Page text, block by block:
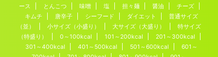
ース
とんこつ 味噌 塩 担々麺 醤油
チーズ
キムチ
唐辛子 シーフード ダイエット
普通サイズ
（並）
小サイズ（小盛り） 大サイズ（大盛り）
特サイズ
（特盛り）
0～100kcal 101～200kcal
201～300kcal
301～400kcal
401～500kcal 501～600kcal
601～